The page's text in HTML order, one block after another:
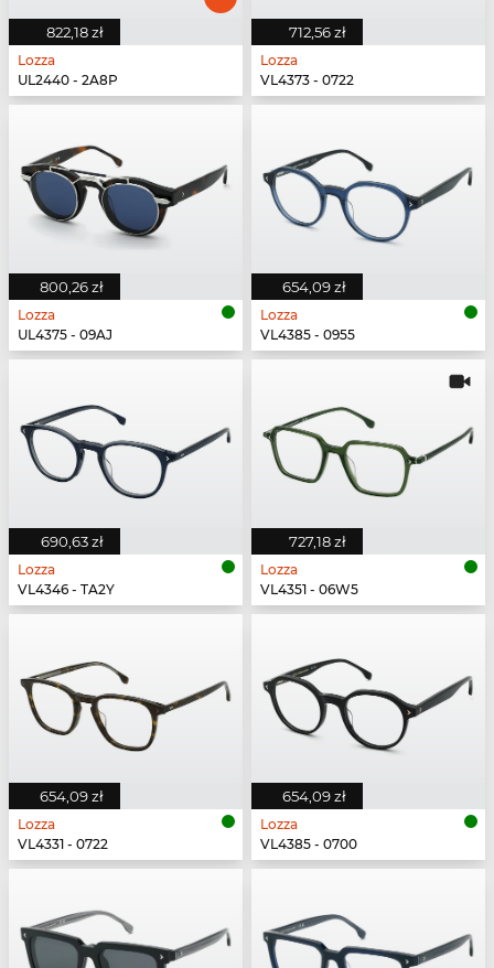
822,18 zł
Lozza
UL2440 - 2A8P
712,56 zł
Lozza
VL4373 - 0722
800,26 zł
Lozza
UL4375 - 09AJ
654,09 zł
Lozza
VL4385 - 0955
690,63 zł
Lozza
VL4346 - TA2Y
727,18 zł
Lozza
VL4351 - 06W5
654,09 zł
Lozza
VL4331 - 0722
654,09 zł
Lozza
VL4385 - 0700